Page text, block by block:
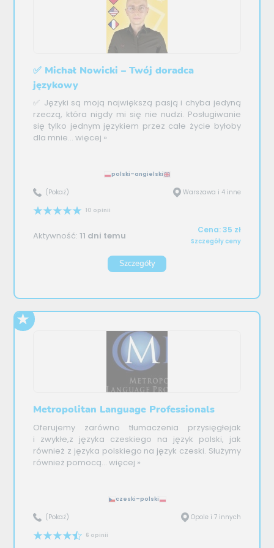
✅ Michał Nowicki – Twój doradca
językowy
✅ Języki są moją największą pasją i chyba jedyną
rzeczą, która nigdy mi się nie nudzi. Posługiwanie
się tylko jednym językiem przez całe życie byłoby
dla mnie... więcej »
polski–angielski
(Pokaż) Warszawa i 4 inne
10 opinii
Aktywność:11 dni temu Cena: 35 zł
Szczegóły ceny
Szczegóły
Metropolitan Language Professionals
Oferujemy zarówno tłumaczenia przysięgłejak
i zwykłe,z języka czeskiego na język polski, jak
również z języka polskiego na język czeski. Służymy
również pomocą... więcej »
czeski–polski
(Pokaż) Opole i 7 innych
6 opinii